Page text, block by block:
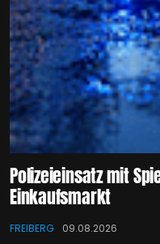
Polizeieinsatz mit
Einkaufsmarkt
FREIBERG 09.08.2026